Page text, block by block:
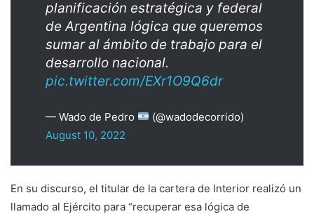
planificación estratégica y federal
de Argentina lógica que queremos
sumar al ámbito de trabajo para el
desarrollo nacional.
pic.twitter.com/EXr1O9Q6dr
— Wado de Pedro
(@wadodecorrido)
August 10, 2022
En su discurso, el titular de la cartera de Interior realizó un
llamado al Ejército para “recuperar esa lógica de